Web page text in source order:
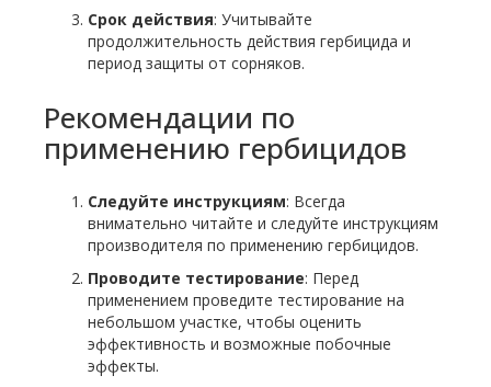
Срок действия: Учитывайте
продолжительность действия гербицида и
период защиты от сорняков.
Рекомендации по
применению гербицидов
Следуйте инструкциям: Всегда
внимательно читайте и следуйте инструкциям
производителя по применению гербицидов.
Проводите тестирование: Перед
применением проведите тестирование на
небольшом участке, чтобы оценить
эффективность и возможные побочные
эффекты.